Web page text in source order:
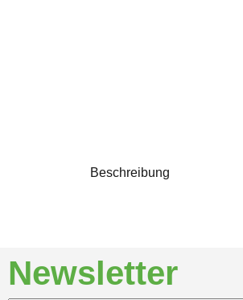
Beschreibung
Newsletter